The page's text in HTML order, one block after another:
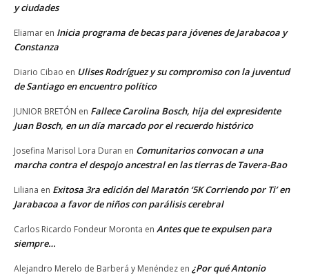
y ciudades
Eliamar en Inicia programa de becas para jóvenes de Jarabacoa y
Constanza
Diario Cibao en Ulises Rodríguez y su compromiso con la juventud
de Santiago en encuentro político
JUNIOR BRETÓN en Fallece Carolina Bosch, hija del expresidente
Juan Bosch, en un día marcado por el recuerdo histórico
Josefina Marisol Lora Duran en Comunitarios convocan a una
marcha contra el despojo ancestral en las tierras de Tavera-Bao
Liliana en Exitosa 3ra edición del Maratón ‘5K Corriendo por Ti’ en
Jarabacoa a favor de niños con parálisis cerebral
Carlos Ricardo Fondeur Moronta en Antes que te expulsen para
siempre…
Alejandro Merelo de Barberá y Menéndez en ¿Por qué Antonio